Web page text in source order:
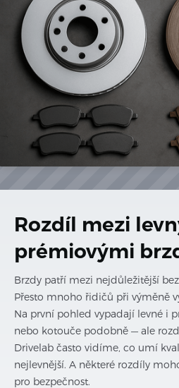
Rozdíl mezi
prémiovými
Brzdy patří mezi nejdůležitější
Přesto mnoho řidičů při výměně
Na první pohled vypadají levné i
nebo kotouče podobně — ale
Drivelab často vidíme, co umí
nejlevnější. A některé rozdíly
pro bezpečnost.